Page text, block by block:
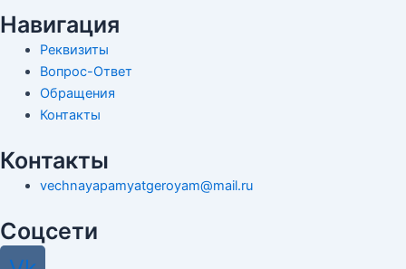
Навигация
Реквизиты
Вопрос-Ответ
Обращения
Контакты
Контакты
vechnayapamyatgeroyam@mail.ru
Соцсети